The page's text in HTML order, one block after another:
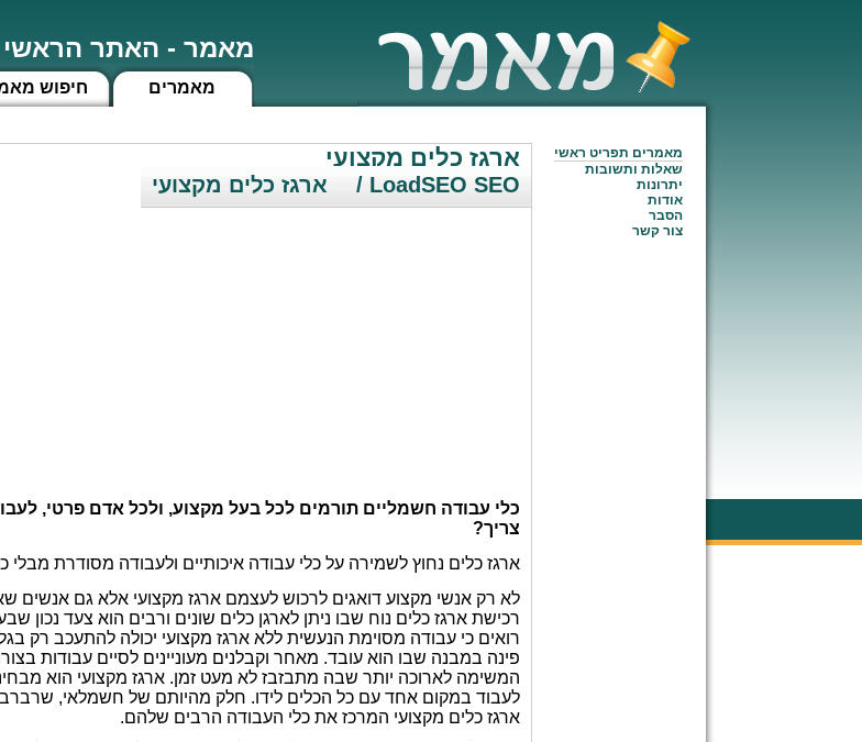
מאמר - האתר הראשי
חיפוש מאמרים
ארגז כלים מקצועי
ארגז כלים מקצועי / LoadSEO SEO
כלי עבודה חשמליים תורמים לכל בעל מקצוע, ולכל אדם פרטי,
צריך?
ארגז כלים נחוץ לשמירה על כלי עבודה איכותיים ולעבודה מסודרת מבלי
לא רק אנשי מקצוע דואגים לרכוש לעצמם ארגז מקצועי אלא גם
רכישת ארגז כלים נוח שבו ניתן לארגן כלים שונים ורבים הוא צעד נכון
רואים כי עבודה מסוימת הנעשית ללא ארגז מקצועי יכולה להתעכב רק
פינה במבנה שבו הוא עובד. מאחר וקבלנים מעוניינים לסיים עבודות
המשימה לארוכה יותר שבה מתבזבז לא מעט זמן. ארגז מקצועי הוא
לעבוד במקום אחד עם כל הכלים לידו. חלק מהיותם של חשמלאי,
ארגז כלים מקצועי המרכז את כלי העבודה הרבים שלהם.
מאמרים תפריט ראשי
שאלות ותשובות
יתרונות
אודות
הסבר
צור קשר